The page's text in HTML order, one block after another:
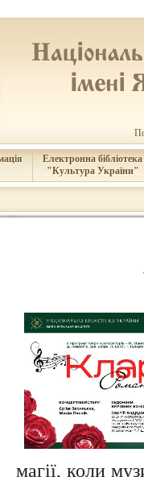
Електронна бібліотека
"Культура України"
магії, коли